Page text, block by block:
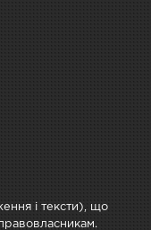
і тексти), що